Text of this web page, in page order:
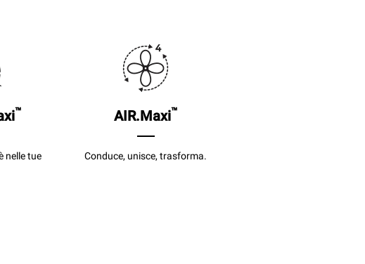
™
nelle tue
AIR.Maxi™
Conduce, unisce, trasforma.